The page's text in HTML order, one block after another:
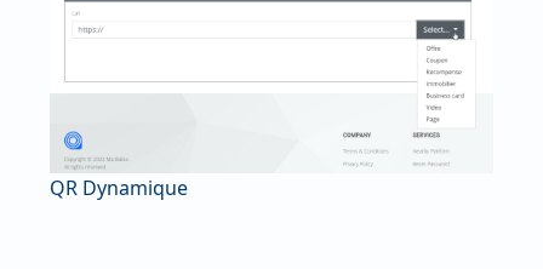
QR Dynamique